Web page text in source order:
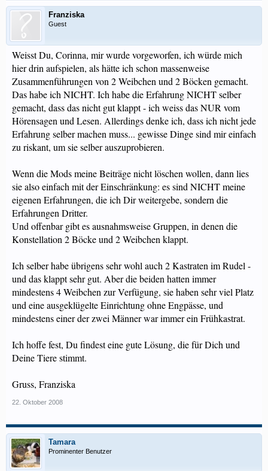
Franziska
Guest
Weisst Du, Corinna, mir wurde vorgeworfen, ich würde mich
hier drin aufspielen, als hätte ich schon massenweise
Zusammenführungen von 2 Weibchen und 2 Böcken gemacht.
Das habe ich NICHT. Ich habe die Erfahrung NICHT selber
gemacht, dass das nicht gut klappt - ich weiss das NUR vom
Hörensagen und Lesen. Allerdings denke ich, dass ich nicht jede
Erfahrung selber machen muss... gewisse Dinge sind mir einfach
zu riskant, um sie selber auszuprobieren.
Wenn die Mods meine Beiträge nicht löschen wollen, dann lies
sie also einfach mit der Einschränkung: es sind NICHT meine
eigenen Erfahrungen, die ich Dir weitergebe, sondern die
Erfahrungen Dritter.
Und offenbar gibt es ausnahmsweise Gruppen, in denen die
Konstellation 2 Böcke und 2 Weibchen klappt.
Ich selber habe übrigens sehr wohl auch 2 Kastraten im Rudel -
und das klappt sehr gut. Aber die beiden hatten immer
mindestens 4 Weibchen zur Verfügung, sie haben sehr viel Platz
und eine ausgeklügelte Einrichtung ohne Engpässe, und
mindestens einer der zwei Männer war immer ein Frühkastrat.
Ich hoffe fest, Du findest eine gute Lösung, die für Dich und
Deine Tiere stimmt.
Gruss, Franziska
22. Oktober 2008
Tamara
Prominenter Benutzer